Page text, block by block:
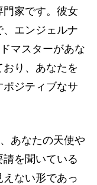
家です。彼女
エンジェルナ
マスターがあな
り、あなたを
ジティブなサ
あなたの天使や
を聞いている
ない形であっ